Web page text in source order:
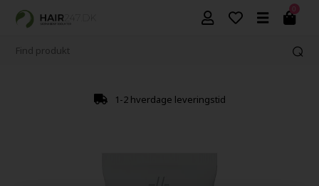
0
1-2 hverdage leveringstid